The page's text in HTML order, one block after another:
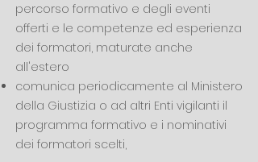
percorso formativo e degli eventi
offerti e le competenze ed esperienza
dei formatori, maturate anche
all'estero
comunica periodicamente al Ministero
della Giustizia o ad altri Enti vigilanti il
programma formativo e i nominativi
dei formatori scelti,